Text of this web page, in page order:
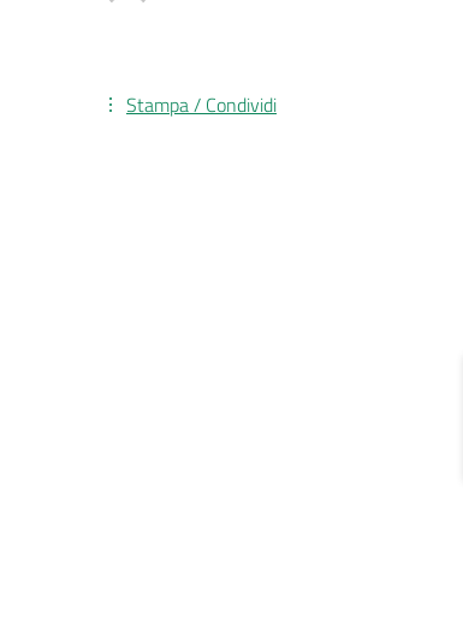
Stampa / Condividi